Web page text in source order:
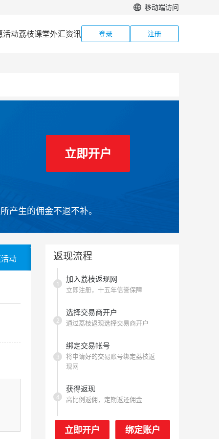
移动端访问
活动荔枝课堂外汇资讯 登录 注册
立即开户
产生的佣金不退不补。
动 返现流程
加入荔枝返现网
立即注册，十五年信誉保障
1
选择交易商开户
通过荔枝返现选择交易商开户
2
绑定交易帐号
将申请好的交易账号绑定荔枝返
现网
3
获得返现
高比例返佣，定期返还佣金
4
立即开户 绑定账户